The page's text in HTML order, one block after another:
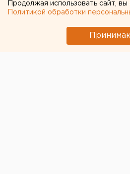
Продолжая использовать сайт,
Политикой обработки